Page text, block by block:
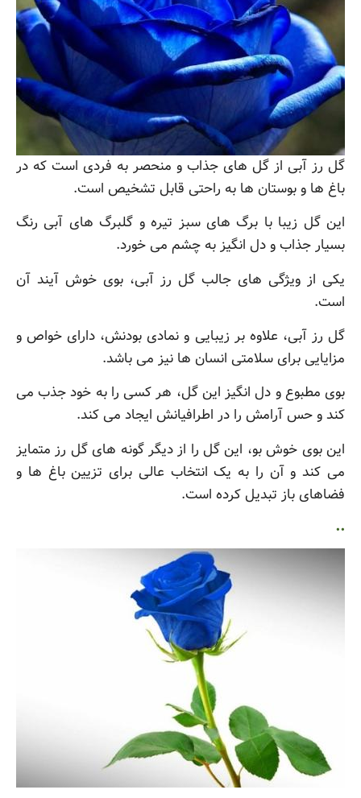
گل رز آبی از گل های جذاب و منحصر به فردی است که در
باغ ها و بوستان ها به راحتی قابل تشخیص است.
این گل زیبا با برگ های سبز تیره و گلبرگ های آبی رنگ
بسیار جذاب و دل انگیز به چشم می خورد.
یکی از ویژگی های جالب گل رز آبی، بوی خوش آیند آن
است.
گل رز آبی، علاوه بر زیبایی و نمادی بودنش، دارای خواص و
مزایایی برای سلامتی انسان ها نیز می باشد.
بوی مطبوع و دل انگیز این گل، هر کسی را به خود جذب می
کند و حس آرامش را در اطرافیانش ایجاد می کند.
این بوی خوش بو، این گل را از دیگر گونه های گل رز متمایز
می کند و آن را به یک انتخاب عالی برای تزیین باغ ها و
فضاهای باز تبدیل کرده است.
..